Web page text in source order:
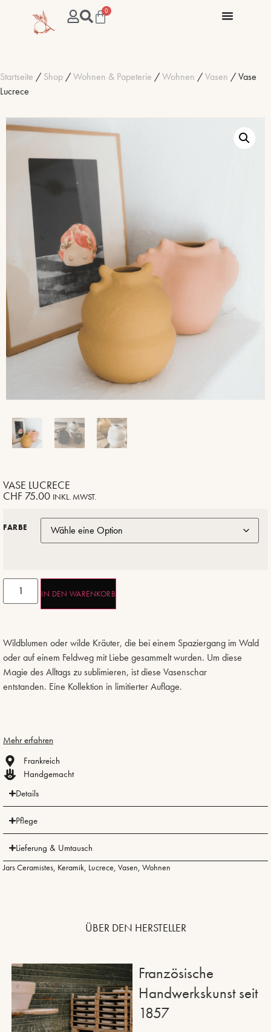
0
Startseite / Shop /Wohnen & Papeterie /Wohnen /Vasen / Vase
Lucrece
VASE LUCRECE
CHF 75.00 INKL. MWST.
FARBE
IN DEN WARENKORB
Wildblumen oder wilde Kräuter, die bei einem Spaziergang im Wald
oder auf einem Feldweg mit Liebe gesammelt wurden. Um diese
Magie des Alltags zu sublimieren, ist diese Vasenschar
entstanden. Eine Kollektion in limitierter Auflage.
Mehr erfahren
Frankreich
Handgemacht
Details
Pflege
Lieferung & Umtausch
Jars Ceramistes, Keramik, Lucrece, Vasen, Wohnen
ÜBER DEN HERSTELLER
Französische
Handwerkskunst seit
1857